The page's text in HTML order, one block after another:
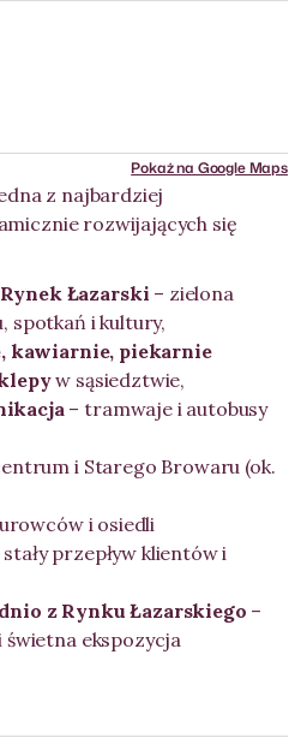
Pokaż na Google Maps
z najbardziej
rozwijających się
Łazarski – zielona
spotkań i kultury,
kawiarnie, piekarnie
w sąsiedztwie,
– tramwaje i autobusy
i Starego Browaru (ok.
i osiedli
przepływ klientów i
z Rynku Łazarskiego –
ekspozycja